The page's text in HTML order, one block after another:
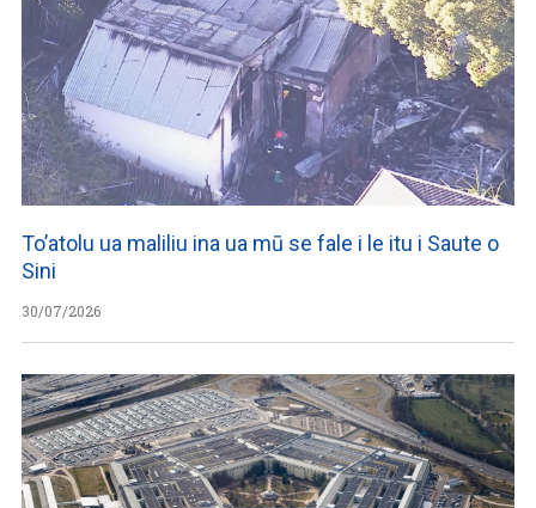
To’atolu ua maliliu ina ua mū se fale i le itu i Saute o
Sini
30/07/2026